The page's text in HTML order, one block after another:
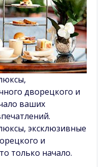
дворецкого и
ваших
эксклюзивные
и
только начало.